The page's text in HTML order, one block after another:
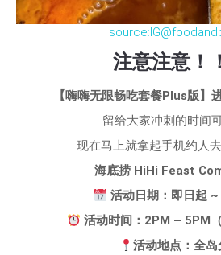
注意注意！
【嗨嗨无限畅吃套餐Plus版】
留给大家冲刺的时间
现在马上就拿起手机约人
海底捞 HiHi Feast
活动日期：即日起 ~
活动时间：2PM – 5PM（
活动地点：全岛